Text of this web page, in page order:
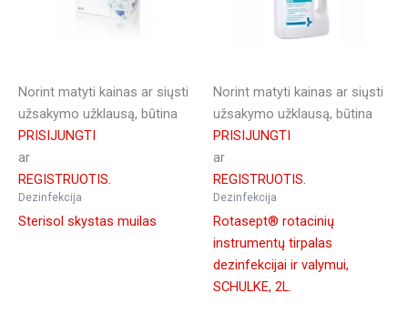
Norint matyti kainas ar siųsti
užsakymo užklausą, būtina
PRISIJUNGTI
ar
REGISTRUOTIS.
Dezinfekcija
Sterisol skystas muilas
Norint matyti kainas ar siųsti
užsakymo užklausą, būtina
PRISIJUNGTI
ar
REGISTRUOTIS.
Dezinfekcija
Rotasept® rotacinių
instrumentų tirpalas
dezinfekcijai ir valymui,
SCHULKE, 2L.